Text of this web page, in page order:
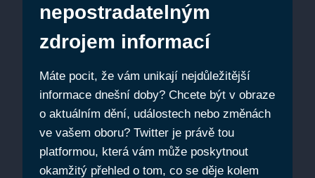
nepostradatelným
zdrojem informací
Máte pocit, že vám unikají nejdůležitější
informace dnešní doby? Chcete být v obraze
o aktuálním dění, událostech nebo změnách
ve vašem oboru? Twitter je právě tou
platformou, která vám může poskytnout
okamžitý přehled o tom, co se děje kolem